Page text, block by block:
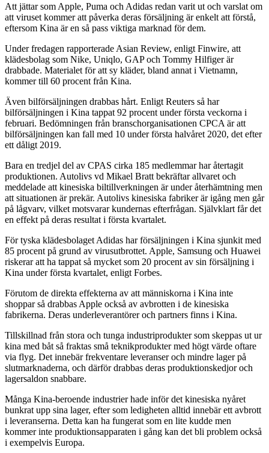
Att jättar som Apple, Puma och Adidas redan varit ut och varslat om
att viruset kommer att påverka deras försäljning är enkelt att förstå,
eftersom Kina är en så pass viktiga marknad för dem.
Under fredagen rapporterade Asian Review, enligt Finwire, att
klädesbolag som Nike, Uniqlo, GAP och Tommy Hilfiger är
drabbade. Materialet för att sy kläder, bland annat i Vietnamn,
kommer till 60 procent från Kina.
Även bilförsäljningen drabbas hårt. Enligt Reuters så har
bilförsäljningen i Kina tappat 92 procent under första veckorna i
februari. Bedömningen från branschorganisationen CPCA är att
bilförsäljningen kan fall med 10 under första halvåret 2020, det efter
ett dåligt 2019.
Bara en tredjel del av CPAS cirka 185 medlemmar har återtagit
produktionen. Autolivs vd Mikael Bratt bekräftar allvaret och
meddelade att kinesiska biltillverkningen är under återhämtning men
att situationen är prekär. Autolivs kinesiska fabriker är igång men går
på lågvarv, vilket motsvarar kundernas efterfrågan. Självklart får det
en effekt på deras resultat i första kvartalet.
För tyska klädesbolaget Adidas har försäljningen i Kina sjunkit med
85 procent på grund av virusutbrottet. Apple, Samsung och Huawei
riskerar att ha tappat så mycket som 20 procent av sin försäljning i
Kina under första kvartalet, enligt Forbes.
Förutom de direkta effekterna av att människorna i Kina inte
shoppar så drabbas Apple också av avbrotten i de kinesiska
fabrikerna. Deras underleverantörer och partners finns i Kina.
Tillskillnad från stora och tunga industriprodukter som skeppas ut ur
kina med båt så fraktas små teknikprodukter med högt värde oftare
via flyg. Det innebär frekventare leveranser och mindre lager på
slutmarknaderna, och därför drabbas deras produktionskedjor och
lagersaldon snabbare.
Många Kina-beroende industrier hade inför det kinesiska nyåret
bunkrat upp sina lager, efter som ledigheten alltid innebär ett avbrott
i leveranserna. Detta kan ha fungerat som en lite kudde men
kommer inte produktionsapparaten i gång kan det bli problem också
i exempelvis Europa.